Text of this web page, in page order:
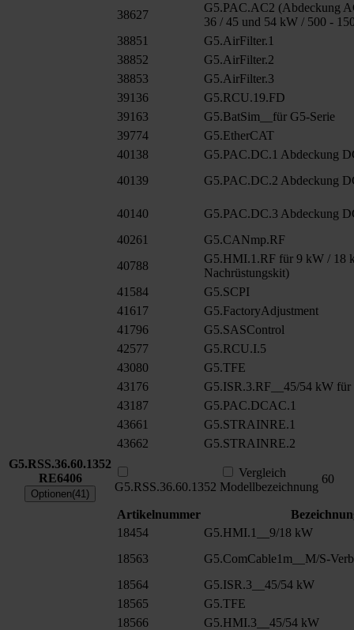
38627
G5.PAC.AC2 (Abdeckung
36 / 45 und 54 kW / 500 -
38851
G5.AirFilter.1
38852
G5.AirFilter.2
38853
G5.AirFilter.3
39136
G5.RCU.19.FD
39163
G5.BatSim__für G5-Serie
39774
G5.EtherCAT
40138
G5.PAC.DC.1 Abdeckung
40139
G5.PAC.DC.2 Abdeckung
40140
G5.PAC.DC.3 Abdeckung
40261
G5.CANmp.RF
40788
G5.HMI.1.RF für 9 kW / 18
Nachrüstungskit)
41584
G5.SCPI
41617
G5.FactoryAdjustment
41796
G5.SASControl
42577
G5.RCU.I.5
43080
G5.TFE
43176
G5.ISR.3.RF__45/54 kW für
43187
G5.PAC.DCAC.1
43661
G5.STRAINRE.1
43662
G5.STRAINRE.2
G5.RSS.36.60.1352
RE6406
Optionen(41)
G5.RSS.36.60.1352
Vergleich
Modellbezeichnung
60
Artikelnummer
18454
G5.HMI.1__9/18 kW
18563
G5.ComCable1m__M/S-
18564
G5.ISR.3__45/54 kW
18565
G5.TFE
18566
G5.HMI.3__45/54 kW